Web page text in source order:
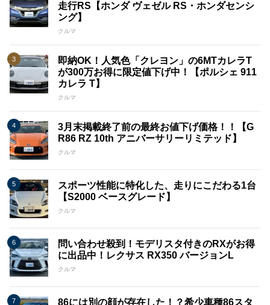
走行RS【ホンダ ヴェゼル RS・ホンダセンシ
ング】
クルマ
即納OK！人気色「クレヨン」の6MTカレラT
が300万お得に限定値下げ中！【ポルシェ 911
カレラ T】
クルマ
3月末掲載終了前の最終お値下げ価格！！【G
R86 RZ 10th アニバーサリーリミテッド】
クルマ
スポーツ性能に特化した、走りにこだわる1台
【S2000 ベースグレード】
クルマ
問い合わせ殺到！モデリスタ付きのRXがお得
に出品中！レクサス RX350 バージョンL
クルマ
86には別の顔が存在した！？希少車種86スタ